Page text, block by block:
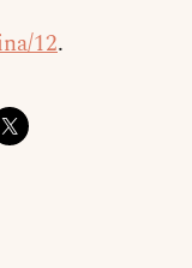
12.